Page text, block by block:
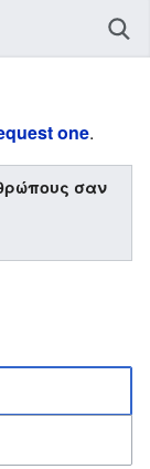
one.
σαν